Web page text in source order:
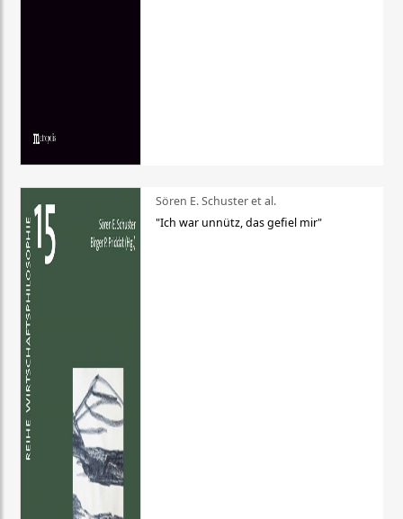
Sören E. Schuster et al.
"Ich war unnütz, das gefiel mir"